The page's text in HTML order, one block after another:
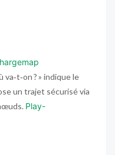
? » indique le
un trajet sécurisé via
Play-